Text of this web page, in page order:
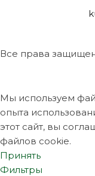
Все права
Мы используем
опыта
этот сайт, вы
файлов cookie.
Принять
Фильтры